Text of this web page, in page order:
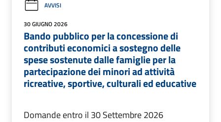
AVVISI
30 GIUGNO 2026
Bando pubblico per la concessione di
contributi economici a sostegno delle
spese sostenute dalle famiglie per la
partecipazione dei minori ad attività
ricreative, sportive, culturali ed educative
Domande entro il 30 Settembre 2026